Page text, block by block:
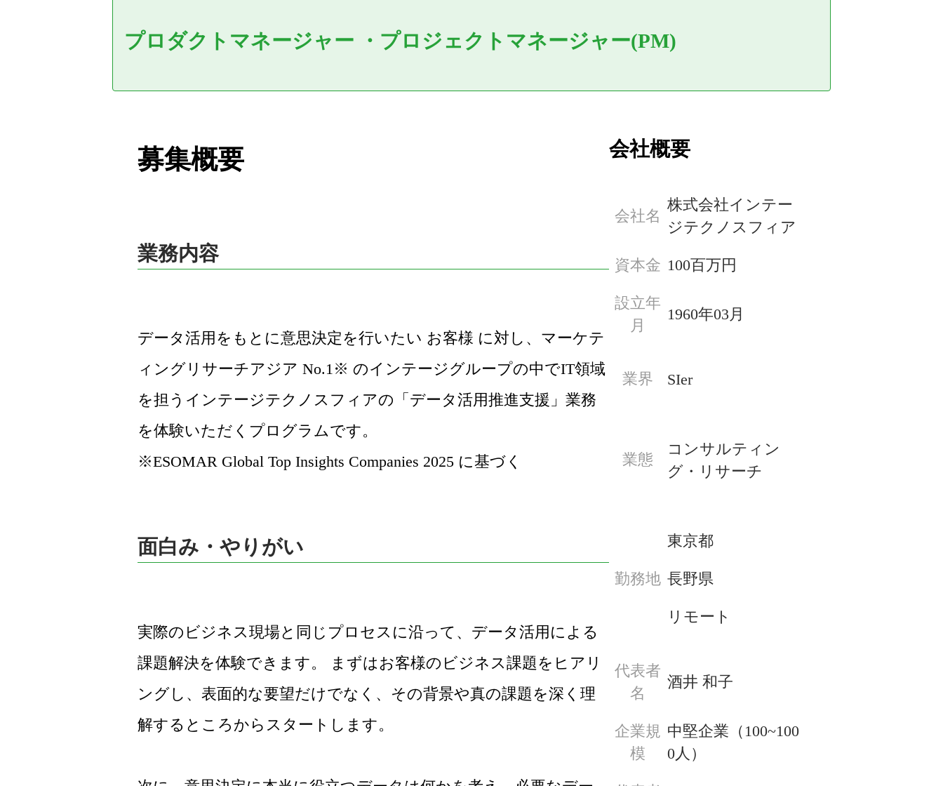
プロダクトマネージャー ・ プロジェクトマネージャー(PM)
募集概要
業務内容
データ活用をもとに意思決定を行いたい お客様 に対し、マーケテ
ィングリサーチアジア No.1※ のインテージグループの中でIT領域
を担うインテージテクノスフィアの「データ活用推進支援」業務
を体験いただくプログラムです。
※ESOMAR Global Top Insights Companies 2025 に基づく
面白み・やりがい
実際のビジネス現場と同じプロセスに沿って、データ活用による
課題解決を体験できます。 まずはお客様のビジネス課題をヒアリ
ングし、表面的な要望だけでなく、その背景や真の課題を深く理
解するところからスタートします。
会社概要
会社名
株式会社インテー
ジテクノスフィア
資本金 100百万円
設立年
月
1960年03月
業界 SIer
業態
コンサルティン
グ・リサーチ
勤務地
東京都
長野県
リモート
代表者
名
酒井 和子
企業規
模
中堅企業（100~100
0人）